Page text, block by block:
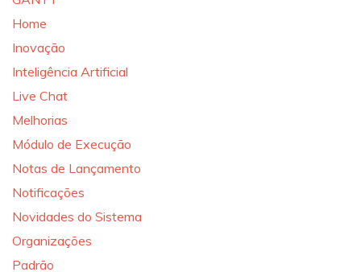
Home
Inovação
Inteligência Artificial
Live Chat
Melhorias
Módulo de Execução
Notas de Lançamento
Notificações
Novidades do Sistema
Organizações
Padrão